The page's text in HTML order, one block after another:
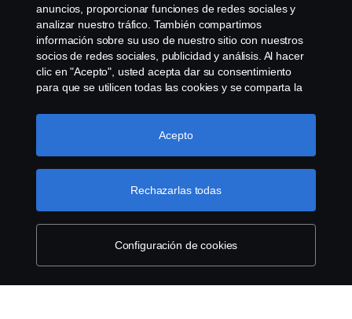
Governance, Risk & Compliance
Configuración de cookies
© Copyright Scania 2025 All rights reserved. Scania
CV AB (publ), SE-151 87 Södertälje, Sweden, Tel:
+46-8-55 38 10 00, Fax: +46-8-55 38 10 37.
anuncios, proporcionar funciones de redes sociales y
analizar nuestro tráfico. También compartimos
información sobre su uso de nuestro sitio con nuestros
socios de redes sociales, publicidad y análisis. Al hacer
clic en "Acepto", usted acepta dar su consentimiento
para que se utilicen todas las cookies y se comparta la
haciendo clic en "Configuración de cookies" y
seleccionando las categorías que desea aceptar. Para
Más información sobre su privacidad
Configuración de cookies
Rechazarlas todas
Acepto